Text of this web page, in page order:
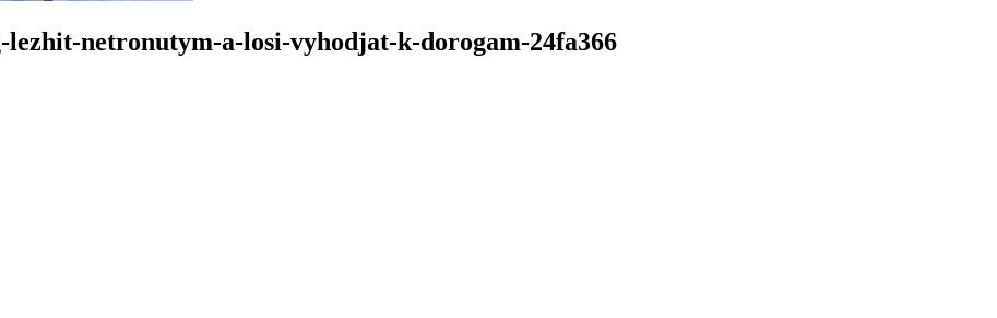
netronutym-a-losi-vyhodjat-k-dorogam-24fa366